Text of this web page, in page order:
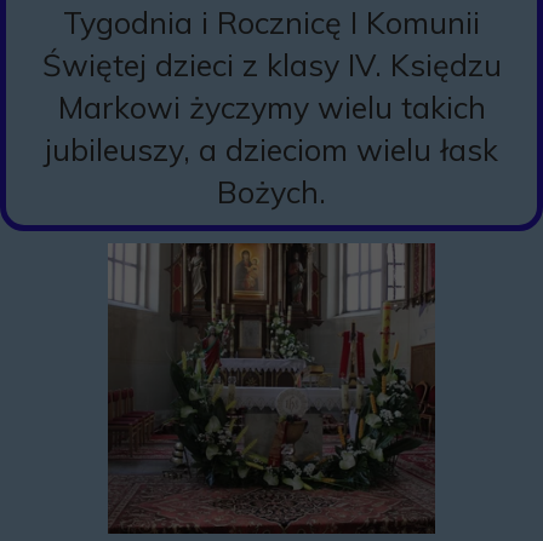
Tygodnia i Rocznicę I Komunii
Świętej dzieci z klasy IV. Księdzu
Markowi życzymy wielu takich
jubileuszy, a dzieciom wielu łask
Bożych.